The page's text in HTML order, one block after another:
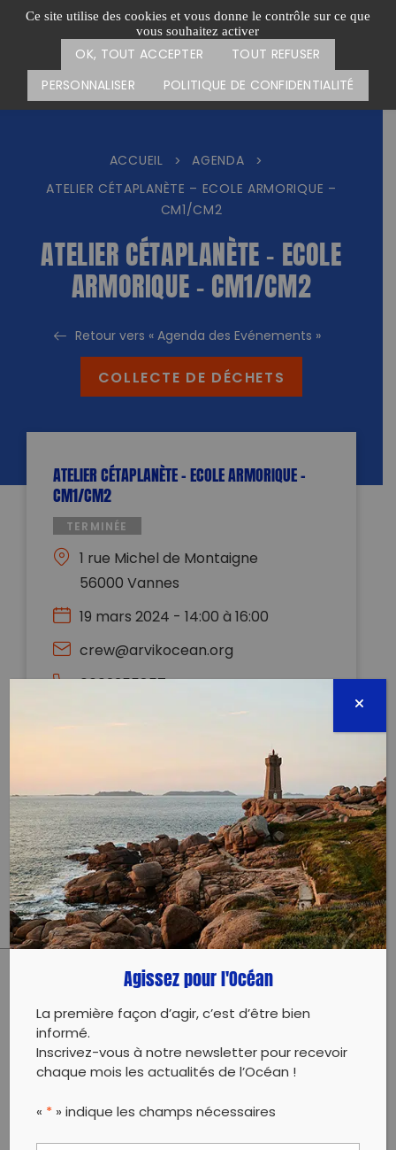
Ce site utilise des cookies et vous donne le contrôle sur ce que
vous souhaitez activer
OK, TOUT ACCEPTER
TOUT REFUSER
PERSONNALISER
POLITIQUE DE CONFIDENTIALITÉ
Passer
Menu
CARTE DES ACTIONS FAIRE UN DON
ACCUEIL > AGENDA
>
ATELIER CÉTAPLANÈTE – ECOLE ARMORIQUE –
CM1/CM2
ATELIER CÉTAPLANÈTE – ECOLE
ARMORIQUE – CM1/CM2
Retour vers « Agenda des Evénements »
COLLECTE DE DÉCHETS
ATELIER CÉTAPLANÈTE – ECOLE ARMORIQUE –
CM1/CM2
TERMINÉE
1 rue Michel de Montaigne
56000 Vannes
19 mars 2024 - 14:00 à 16:00
crew@arvikocean.org
0602355857
Évènement proposé par :
Intervention scolaire : atelier de 2h de découverte
d’une expédition à la voile, puis des cétacés et plus
particulièrement de la baleine à bosse.
Partager sur Facebook
Partager sur
un ami
Copy to clipboard
Agissez pour l'Océan
La première façon d’agir, c’est d’être bien
informé.
Inscrivez-vous à notre newsletter pour recevoir
chaque mois les actualités de l’Océan !
« * » indique les champs nécessaires